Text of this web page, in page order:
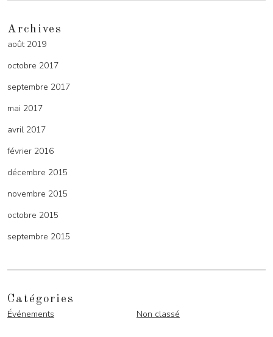
Archives
août 2019
octobre 2017
septembre 2017
mai 2017
avril 2017
février 2016
décembre 2015
novembre 2015
octobre 2015
septembre 2015
Catégories
Événements
Non classé